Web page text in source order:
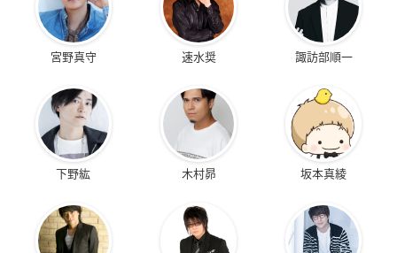
宮野真守 速水奨 諏訪部順一
下野紘 木村昴 坂本真綾